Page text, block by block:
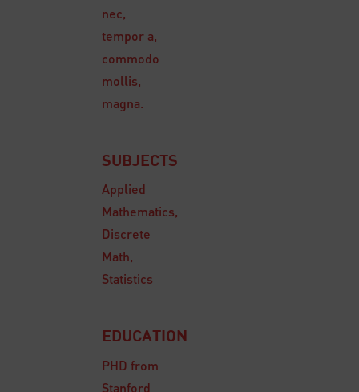
nec,
tempor a,
commodo
mollis,
magna.
SUBJECTS
Applied
Mathematics,
Discrete
Math,
Statistics
EDUCATION
PHD from
Stanford